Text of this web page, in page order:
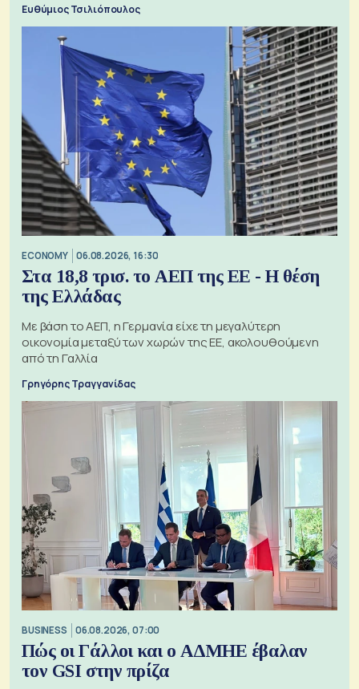
Ευθύμιος Τσιλιόπουλος
ECONOMY 06.08.2026, 16:30
Στα 18,8 τρισ. το ΑΕΠ της ΕΕ - Η θέση
της Ελλάδας
Με βάση το ΑΕΠ, η Γερμανία είχε τη μεγαλύτερη
οικονομία μεταξύ των χωρών της ΕΕ, ακολουθούμενη
από τη Γαλλία
Γρηγόρης Τραγγανίδας
BUSINESS 06.08.2026, 07:00
Πώς οι Γάλλοι και ο ΑΔΜΗΕ έβαλαν
τον GSI στην πρίζα